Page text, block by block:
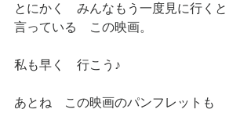
とにかく　みんなもう一度見に行くと
言っている　この映画。
私も早く　行こう♪
あとね　この映画のパンフレットも